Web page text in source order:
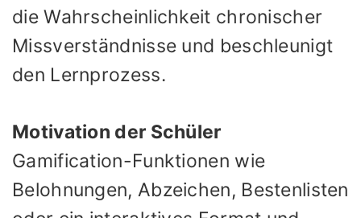
die Wahrscheinlichkeit chronischer
Missverständnisse und beschleunigt
den Lernprozess.
Motivation der Schüler
Gamification-Funktionen wie
Belohnungen, Abzeichen, Bestenlisten